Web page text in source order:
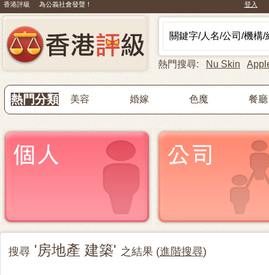
香港評級 為公義社會發聲！ 登入
熱門搜尋: Nu Skin
熱門分類 美容 婚嫁 色魔 餐廳
搜尋 '房地產 建築' 之結果 (進階搜尋)